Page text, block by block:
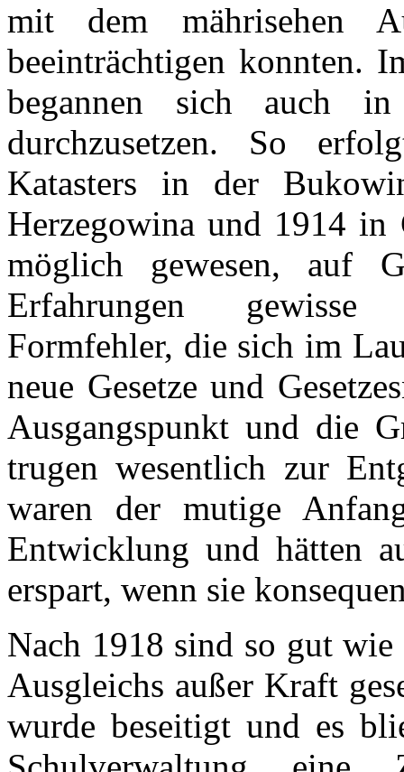
mit dem mährisehen
beeinträchtigen konnten.
begannen sich auch in
durchzusetzen. So
Katasters in der
Herzegowina und 1914 in
möglich gewesen, auf
Erfahrungen gewisse
Formfehler, die sich im
neue Gesetze und
Ausgangspunkt und die
trugen wesentlich zur
waren der mutige
Entwicklung und hätten
erspart, wenn sie
Nach 1918 sind so gut
Ausgleichs außer Kraft
wurde beseitigt und es